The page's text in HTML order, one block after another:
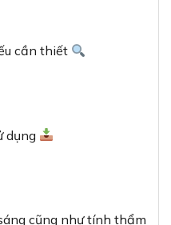
cần thiết
dụng
cũng như tính thẩm